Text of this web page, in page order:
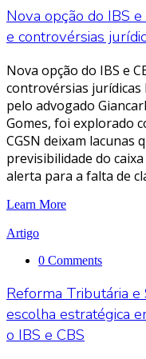
Nova opção do IBS
e controvérsias
Nova opção do IBS e
controvérsias
pelo advogado
Gomes, foi explorado
CGSN deixam lacunas
previsibilidade do
alerta para a falta de
Learn More
Artigo
0 Comments
Reforma Tributária
escolha estratégica
o IBS e CBS